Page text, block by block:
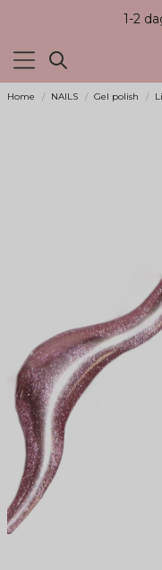
1-2
Home NAILS Gel polish